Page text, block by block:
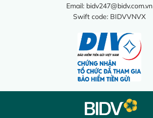
Email: bidv247@bidv.com.vn
Swift code: BIDVVNVX